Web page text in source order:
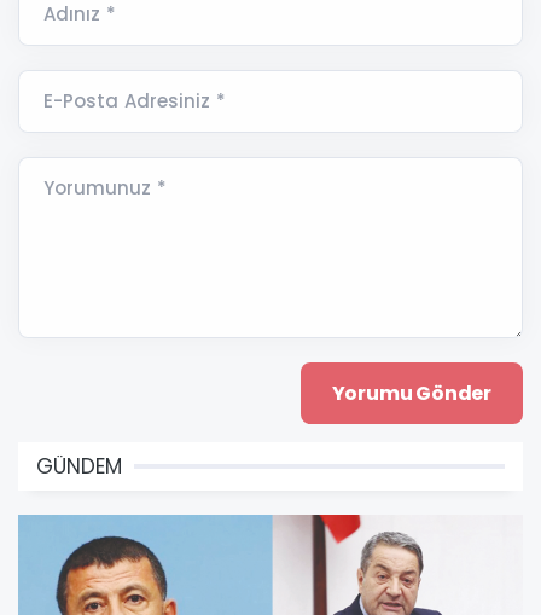
Adınız *
E-Posta Adresiniz *
Yorumunuz *
GÜNDEM